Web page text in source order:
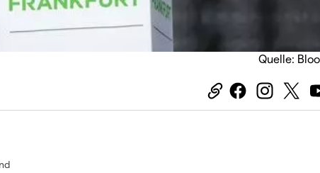
Quelle: